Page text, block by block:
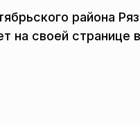
района
на своей странице